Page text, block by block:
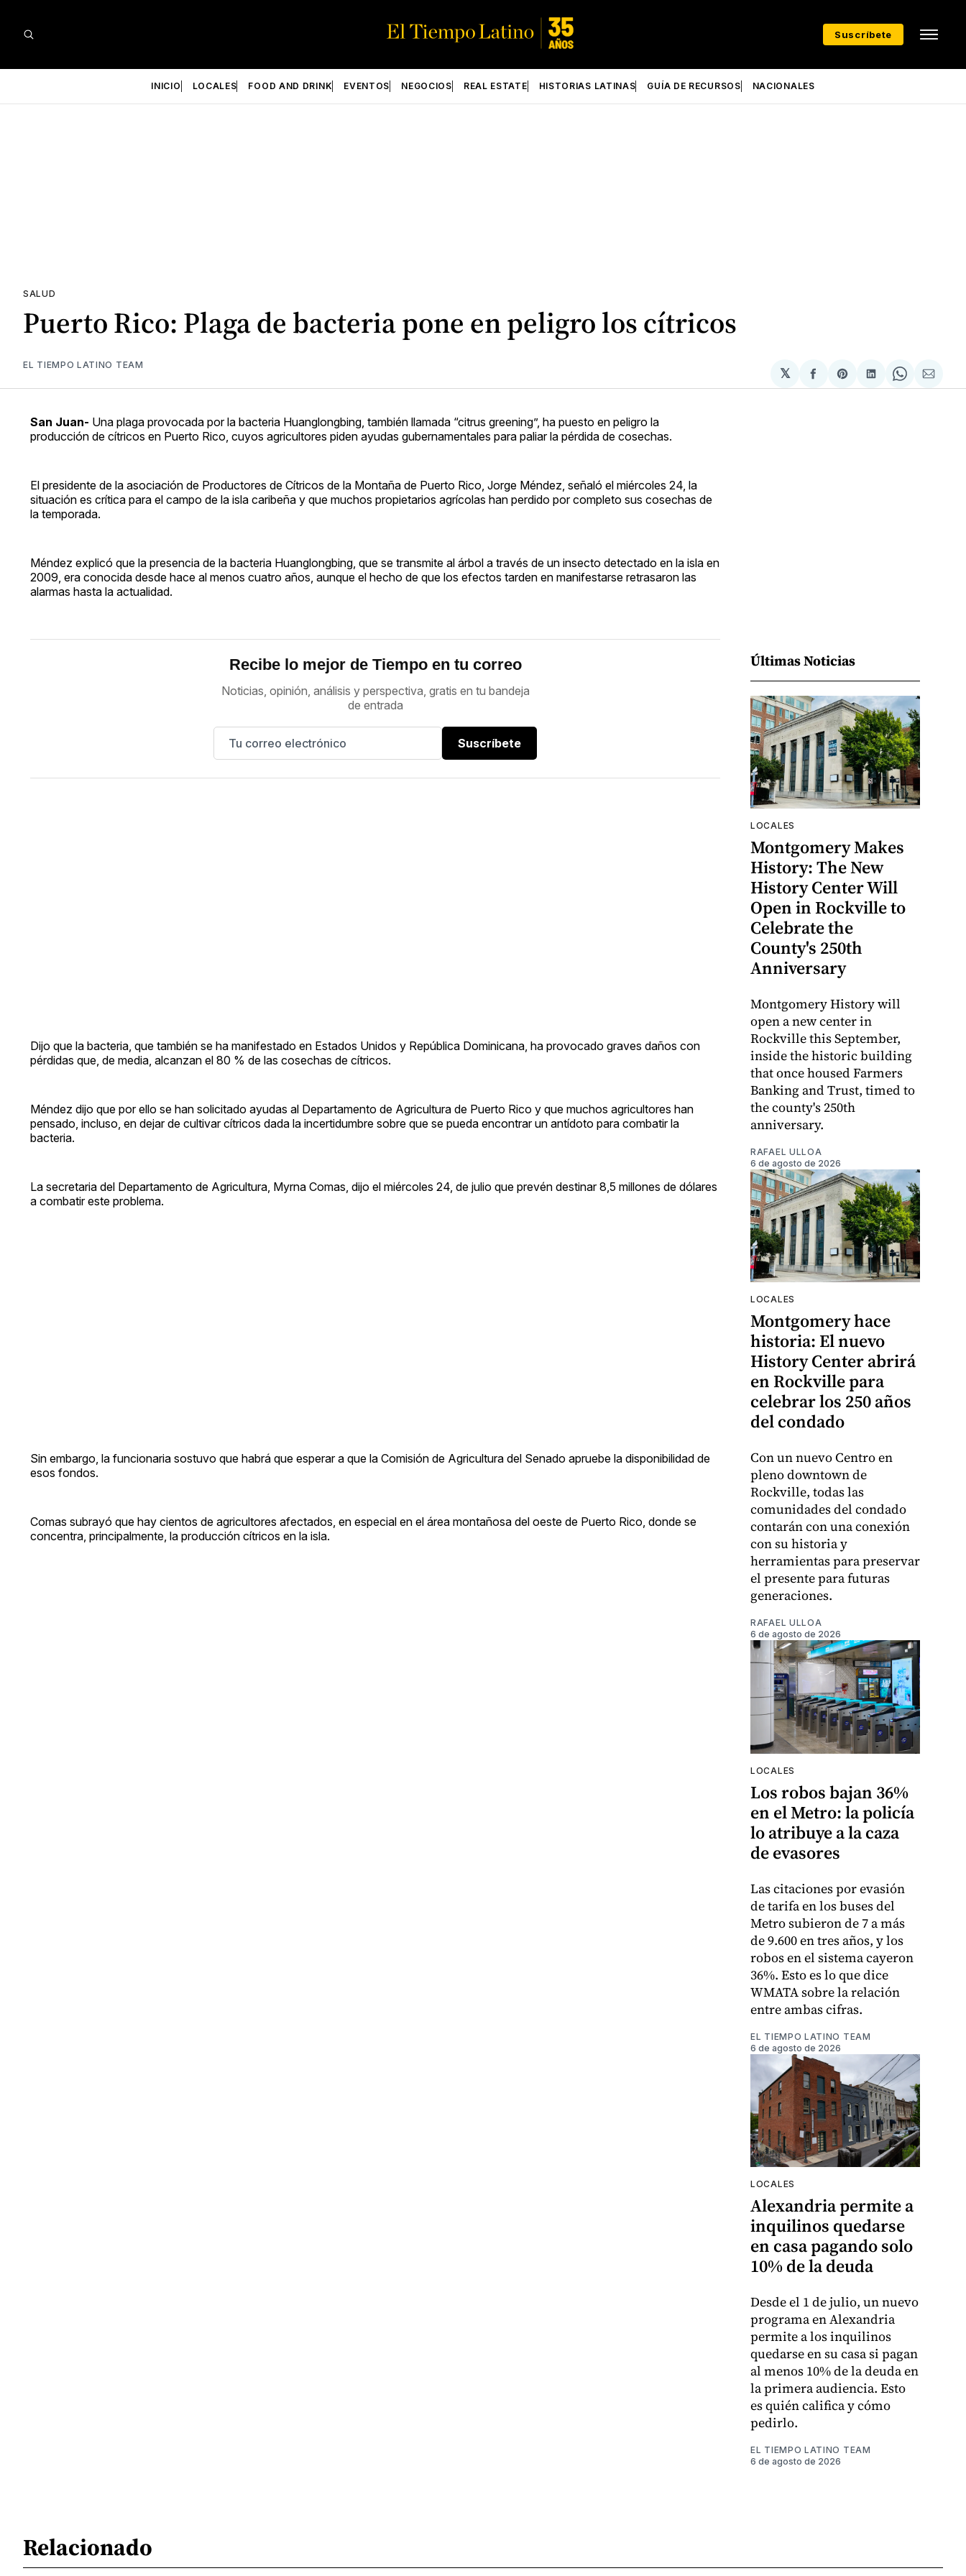
Suscríbete
INICIO LOCALES FOOD AND DRINK EVENTOS NEGOCIOS REAL ESTATE HISTORIAS LATINAS GUÍA DE RECURSOS NACIONALES
SALUD
Puerto Rico: Plaga de bacteria pone en peligro los cítricos
EL TIEMPO LATINO TEAM
𝕏
Compartir
en
Share
on
Compartir
en
Share
on
via
San Juan- Una plaga provocada por la bacteria Huanglongbing, también llamada “citrus greening”, ha puesto en peligro la
producción de cítricos en Puerto Rico, cuyos agricultores piden ayudas gubernamentales para paliar la pérdida de cosechas.
El presidente de la asociación de Productores de Cítricos de la Montaña de Puerto Rico, Jorge Méndez, señaló el miércoles 24, la
situación es crítica para el campo de la isla caribeña y que muchos propietarios agrícolas han perdido por completo sus cosechas de
la temporada.
Méndez explicó que la presencia de la bacteria Huanglongbing, que se transmite al árbol a través de un insecto detectado en la isla en
2009, era conocida desde hace al menos cuatro años, aunque el hecho de que los efectos tarden en manifestarse retrasaron las
alarmas hasta la actualidad.
Recibe lo mejor de Tiempo en tu correo
Noticias, opinión, análisis y perspectiva, gratis en tu bandeja
de entrada
Suscríbete
Dijo que la bacteria, que también se ha manifestado en Estados Unidos y República Dominicana, ha provocado graves daños con
pérdidas que, de media, alcanzan el 80 % de las cosechas de cítricos.
Méndez dijo que por ello se han solicitado ayudas al Departamento de Agricultura de Puerto Rico y que muchos agricultores han
pensado, incluso, en dejar de cultivar cítricos dada la incertidumbre sobre que se pueda encontrar un antídoto para combatir la
bacteria.
La secretaria del Departamento de Agricultura, Myrna Comas, dijo el miércoles 24, de julio que prevén destinar 8,5 millones de dólares
a combatir este problema.
Sin embargo, la funcionaria sostuvo que habrá que esperar a que la Comisión de Agricultura del Senado apruebe la disponibilidad de
esos fondos.
Comas subrayó que hay cientos de agricultores afectados, en especial en el área montañosa del oeste de Puerto Rico, donde se
concentra, principalmente, la producción cítricos en la isla.
Últimas Noticias
LOCALES
Montgomery Makes
History: The New
History Center Will
Open in Rockville to
Celebrate the
County's 250th
Anniversary
Montgomery History will
open a new center in
Rockville this September,
inside the historic building
that once housed Farmers
Banking and Trust, timed to
the county's 250th
anniversary.
RAFAEL ULLOA
6 de agosto de 2026
LOCALES
Montgomery hace
historia: El nuevo
History Center abrirá
en Rockville para
celebrar los 250 años
del condado
Con un nuevo Centro en
pleno downtown de
Rockville, todas las
comunidades del condado
contarán con una conexión
con su historia y
herramientas para preservar
el presente para futuras
generaciones.
RAFAEL ULLOA
6 de agosto de 2026
LOCALES
Los robos bajan 36%
en el Metro: la policía
lo atribuye a la caza
de evasores
Las citaciones por evasión
de tarifa en los buses del
Metro subieron de 7 a más
de 9.600 en tres años, y los
robos en el sistema cayeron
36%. Esto es lo que dice
WMATA sobre la relación
entre ambas cifras.
EL TIEMPO LATINO TEAM
6 de agosto de 2026
LOCALES
Alexandria permite a
inquilinos quedarse
en casa pagando solo
10% de la deuda
Desde el 1 de julio, un nuevo
programa en Alexandria
permite a los inquilinos
quedarse en su casa si pagan
al menos 10% de la deuda en
la primera audiencia. Esto
es quién califica y cómo
pedirlo.
EL TIEMPO LATINO TEAM
6 de agosto de 2026
Relacionado